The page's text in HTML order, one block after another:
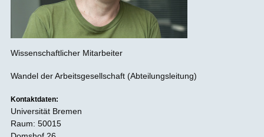
Wissenschaftlicher Mitarbeiter
Wandel der Arbeitsgesellschaft (Abteilungsleitung)
Kontaktdaten:
Universität Bremen
Raum: 50015